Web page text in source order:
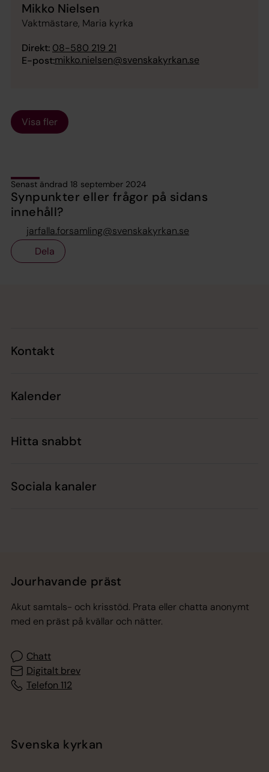
Mikko Nielsen
Vaktmästare, Maria kyrka
Direkt: 08-580 219 21
E-post:mikko.nielsen@svenskakyrkan.se
Visa fler
Senast ändrad 18 september 2024
Synpunkter eller frågor på sidans
innehåll?
jarfalla.forsamling@svenskakyrkan.se
Dela
Kontakt
Kalender
Hitta snabbt
Sociala kanaler
Jourhavande präst
Akut samtals- och krisstöd. Prata eller chatta anonymt
med en präst på kvällar och nätter.
Chatt
Digitalt brev
Telefon 112
Svenska kyrkan